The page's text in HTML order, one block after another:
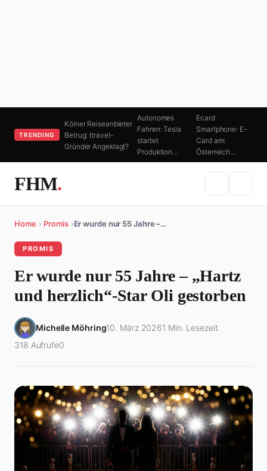
TRENDING
Kölner Reiseanbieter
Betrug: Itravel-
Gründer Angeklagt?
Autonomes
Fahren: Tesla
startet
Produktion…
Ecard
Smartphone: E-
Card am:
Österreich…
FHM.
Home › Promis ›Er wurde nur 55 Jahre –…
PROMIS
Er wurde nur 55 Jahre – „Hartz
und herzlich“-Star Oli gestorben
Michelle Möhring10. März 20261 Min. Lesezeit
318 Aufrufe0